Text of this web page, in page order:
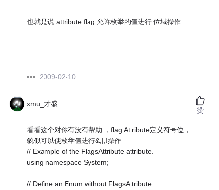
也就是说 attribute flag 允许枚举的值进行 位域操作
2009-02-10
xmu_才盛
看看这个对你有没有帮助 ，flag Attribute定义符号位，
貌似可以使枚举值进行&,|,!操作
// Example of the FlagsAttribute attribute.
using namespace System;
// Define an Enum without FlagsAttribute.
赞